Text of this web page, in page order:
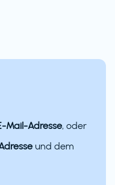
Mail-Adresse, oder
und dem